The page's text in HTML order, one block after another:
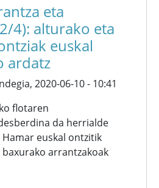
eta
4): alturako eta
euskal
ardatz
2020-06-10 - 10:41
flotaren
da herrialde
euskal ontzitik
arrantzakoak